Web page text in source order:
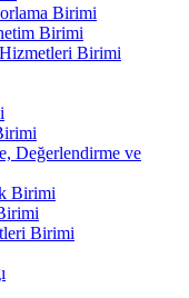
Birimi
Birimi
Hizmetleri Birimi
Değerlendirme ve
Birimi
Birimi